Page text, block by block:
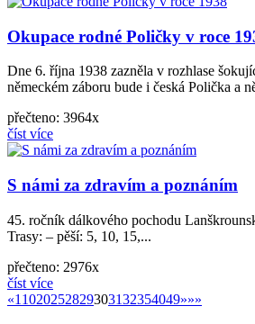
Okupace rodné Poličky v roce
Dne 6. října 1938 zazněla v rozhlase
německém záboru bude i česká Polička a
přečteno: 3964x
číst více
S námi za zdravím a poznáním
45. ročník dálkového pochodu
Trasy: – pěší: 5, 10, 15,...
přečteno: 2976x
číst více
««1 1020252829303132354049»»
»»